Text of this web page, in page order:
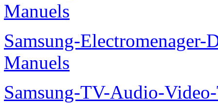
Manuels
Samsung-
Manuels
Samsung-TV-Audio-